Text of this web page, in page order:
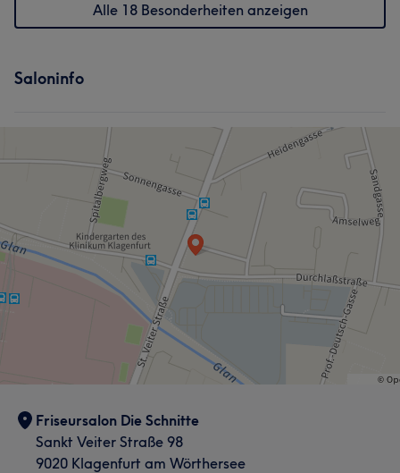
Alle 18 Besonderheiten anzeigen
Saloninfo
Friseursalon Die Schnitte
Sankt Veiter Straße 98
9020 Klagenfurt am Wörthersee